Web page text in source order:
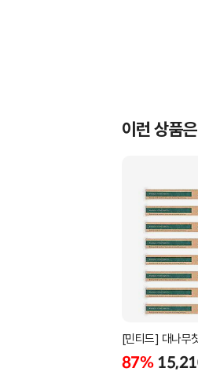
이런 상품
[민티드] 대나무
87%